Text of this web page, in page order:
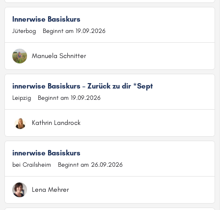
Innerwise Basiskurs
Jüterbog Beginnt am 19.09.2026
Manuela Schnitter
innerwise Basiskurs – Zurück zu dir *Sept
Leipzig Beginnt am 19.09.2026
Kathrin Landrock
innerwise Basiskurs
bei Crailsheim Beginnt am 26.09.2026
Lena Mehrer